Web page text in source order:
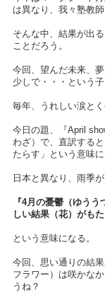
は異なり、我々塾教
そんな中、結果が出
ことだろう。
今回、望んだ未来、
少しで・・・という
毎年、うれしい涙と
今日の題、『April
わざ）で、直訳する
たらす」という意味に
日本と異なり、雨季
『4月の憂鬱（ゆう
しい結果（花）がもた
という意味になる。
今回、思い通りの結
フラワー）は咲かな
うね？